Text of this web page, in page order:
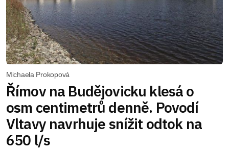
Michaela Prokopová
Římov na Budějovicku klesá o
osm centimetrů denně. Povodí
Vltavy navrhuje snížit odtok na
650 l/s